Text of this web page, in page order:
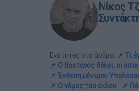
Νίκος
Ενότητες στο άρθρο: 📌 Τι
📌 Ο Βρετανός θέλει, οι
📌 Έκθεση μόνιμου
📌 Ο νόμος του όχλου
📌